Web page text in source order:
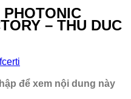
– THU DUC
để xem nội dung này